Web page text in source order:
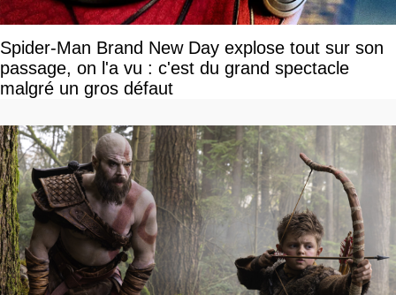
Spider-Man Brand New Day explose tout sur son
passage, on l'a vu : c'est du grand spectacle
malgré un gros défaut